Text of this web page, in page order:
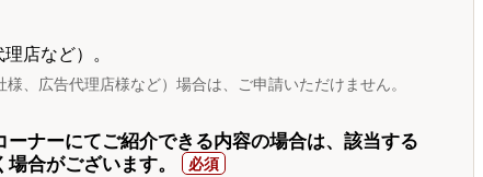
店など）。
、広告代理店様など）場合は、ご申請いただけません。
ナーにてご紹介できる内容の場合は、該当する
合がございます。